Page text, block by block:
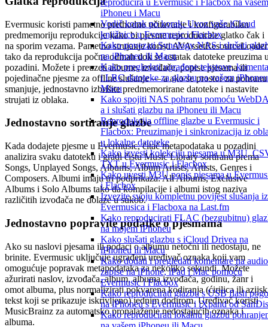
reproducira u Evermusic i Flacbox na vašem
iPhoneu i Macu
Vodič korak po korak: Uvoz vaše iCloud
knjižnice u Evermusic i Flacbox
Kako povezati Synology NAS i slušati
na iPhoneu ili Macu
Kako pregledati ugrađene tekstove,
i LRC datoteke za glazbu na vašem
Macu
Kako spojiti NAS pohranu pomoću
a i slušati glazbu na iPhoneu ili Macu
Reprodukcija offline glazbe u Evermusic i
Flacbox: Preuzimanje i sinkronizacija iz
u lokalne datoteke
Kako izvesti kolekciju pjesama u M3U,
TXT u Evermusic i Flacbox
Kako uvesti M3U popis pjesama u
i Flacbox
Izvezite svoju kompletnu povijest slušanja iz
Evermusica i Flacboxa na Last.fm
Kako reproducirati FLAC (bezgubitnu)
na mojem iPhoneu
Kako slušati glazbu s iCloud Drivea na
iPhoneu ili Macu
Kako dodati i pregledati komentare na audio
zapise na iPhone, iPad i Mac pomoću
Evermusic i Flacbox
Kako reproducirati glazbu s USB flash
na iPhoneu s Evermusic i iXpand od
Kako reproducirati lokalnu glazbu
Evermusic koristi pametno prethodno učitavanje i konfigurabilan
predmemoriju reprodukcije kako bi pjesme reproducirale glatko čak i
na sporim vezama. Pametno strujanje koristi AVAssetResourceLoader
tako da reprodukcija počne odmah dok se ostatak datoteke preuzima
pozadini. Možete i preuzeti albume, izvođače, popise pjesama ili
pojedinačne pjesme za offline slušanje — a ako se prostor za pohranu
smanjuje, jednostavno izbrišite predmemorirane datoteke i nastavite
strujati iz oblaka.
Jednostavno sortiranje glazbe
Kada dodajete pjesme u Evermusic, čitač metapodataka u pozadini
analizira svaku datoteku i gradi čistu Music Library sortiranu prema
Songs, Unplayed Songs, Albums, Album Artists, Artists, Genres i
Composers. Albumi imaju tri podprikaza: All Albums, Exclusive
Albums i Solo Albums tako da kompilacije i albumi istog naziva
različitih izvođača ne dolaze u sukob.
Jednostavno popravite podatke o pjesmama
Ako su naslovi pjesama ili podaci o albumu netočni ili nedostaju, ne
brinite. Evermusic uključuje ugrađeni uređivač oznaka koji vam
omogućuje popravak metapodataka za nekoliko sekundi. Možete
ažurirati naslov, izvođača, album, albuma izvođača, godinu, žanr i
omot albuma, plus normalizirati pokvarena kodiranja (ćirilica ili
tekst koji se prikazuje iskrivljeno) jednim dodirom. Uređivač koristi
MusicBrainz za automatsko pronalaženje nedostajućih oznaka i
albuma.